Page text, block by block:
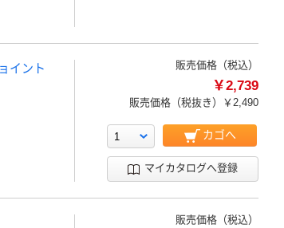
イント
販売価格（税込）
￥2,739
販売価格（税抜き） ￥2,490
カゴへ
マイカタログへ登録
販売価格（税込）